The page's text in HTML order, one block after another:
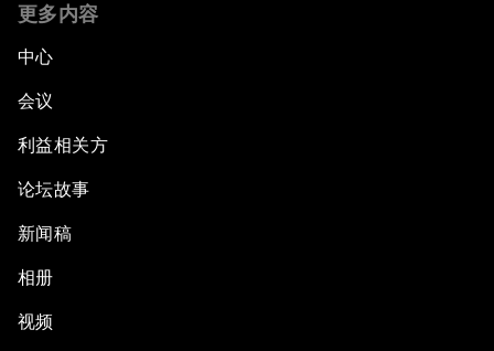
更多内容
中心
会议
利益相关方
论坛故事
新闻稿
相册
视频